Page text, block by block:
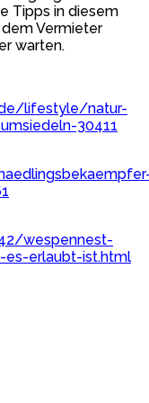
Tipps in diesem
Vermieter
warten.
lifestyle/natur-
30411
wespennest-
erlaubt-ist.html